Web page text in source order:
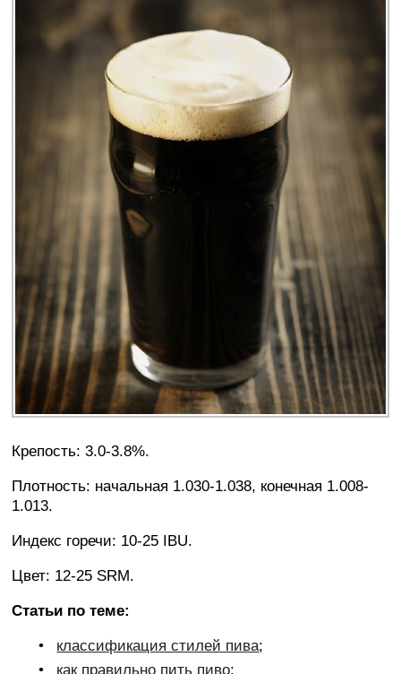
Крепость: 3.0-3.8%.
Плотность: начальная 1.030-1.038, конечная 1.008-
1.013.
Индекс горечи: 10-25 IBU.
Цвет: 12-25 SRM.
Статьи по теме:
классификация стилей пива;
как правильно пить пиво;